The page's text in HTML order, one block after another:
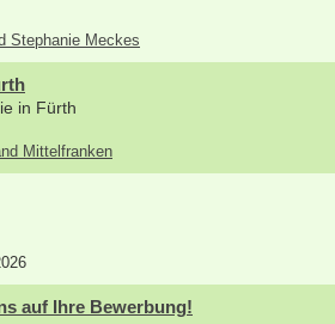
Stephanie Meckes
in Fürth
Mittelfranken
auf Ihre Bewerbung!